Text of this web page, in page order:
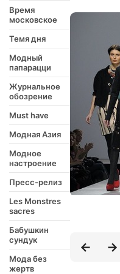
Время
московское
Темя дня
Модный
папарацци
Журнальное
обозрение
Must have
Модная Азия
Модное
настроение
Пресс-релиз
Les Monstres
sacres
Бабушкин
сундук
Мода без
жертв